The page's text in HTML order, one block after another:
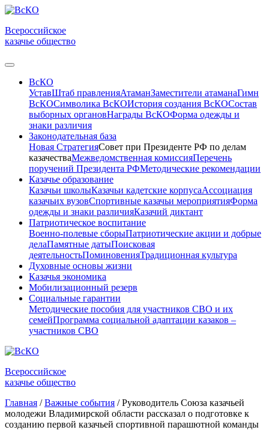
Всероссийское
казачье общество
ВсКО
УставШтаб правленияАтаманЗаместители атаманаГимн
ВсКОСимволика ВсКОИстория создания ВсКОСостав
выборных органовНаграды ВсКОФорма одежды и
знаки различия
Законодательная база
Новая СтратегияСовет при Президенте РФ по делам
казачестваМежведомственная комиссияПеречень
поручений Президента РФМетодические рекомендации
Казачье образование
Казачьи школыКазачьи кадетские корпусаАссоциация
казачьих вузовСпортивные казачьи мероприятияФорма
одежды и знаки различияКазачий диктант
Патриотическое воспитание
Военно-полевые сборыПатриотические акции и добрые
делаПамятные датыПоисковая
деятельностьПоминовенияТрадиционная культура
Духовные основы жизни
Казачья экономика
Мобилизационный резерв
Социальные гарантии
Методические пособия для участников СВО и их
семейПрограмма социальной адаптации казаков –
участников СВО
Всероссийское
казачье общество
Главная / Важные события / Руководитель Союза казачьей
молодежи Владимирской области рассказал о подготовке к
созданию первой казачьей спортивной парашютной команды